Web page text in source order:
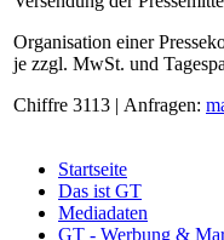
Organisation einer
je zzgl. MwSt. und
Chiffre 3113 | Anfragen:
Startseite
Das ist GT
Mediadaten
GT - Werbung &